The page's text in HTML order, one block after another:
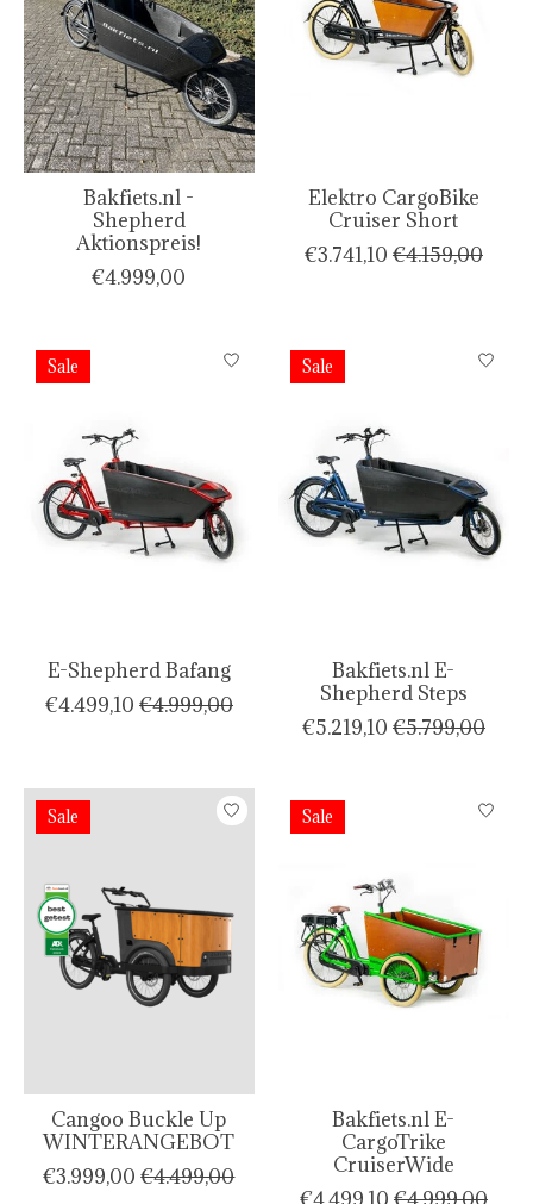
Bakfiets.nl -
Shepherd
Aktionspreis!
€4.999,00
Elektro CargoBike
Cruiser Short
€3.741,10 €4.159,00
Sale
E-Shepherd Bafang
€4.499,10 €4.999,00
Sale
Bakfiets.nl E-
Shepherd Steps
€5.219,10 €5.799,00
Sale
Cangoo Buckle Up
WINTERANGEBOT
€3.999,00 €4.499,00
Sale
Bakfiets.nl E-
CargoTrike
CruiserWide